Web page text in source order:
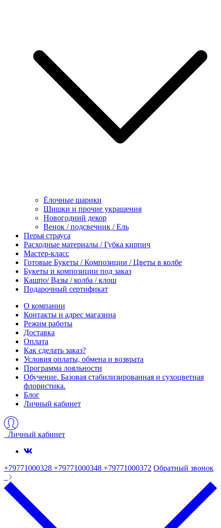
Ёлочные шарики
Шишки и прочие украшения
Новогодний декор
Венок / подсвечник / Ель
Перья страуса
Расходные материалы / Губка кирпич
Мастер-класс
Готовые Букеты / Композиции / Цветы в колбе
Букеты и композиции под заказ
Кашпо/ Вазы / колба / клош
Подарочный сертификат
О компании
Контакты и адрес магазина
Режим работы
Доставка
Оплата
Как сделать заказ?
Условия оплаты, обмена и возврата
Программа лояльности
Обучение. Базовая стабилизированная и сухоцветная
флористика.
Блог
Личный кабинет
Личный кабинет
+79771000328 +79771000348 +79771000372 Обратный звонок